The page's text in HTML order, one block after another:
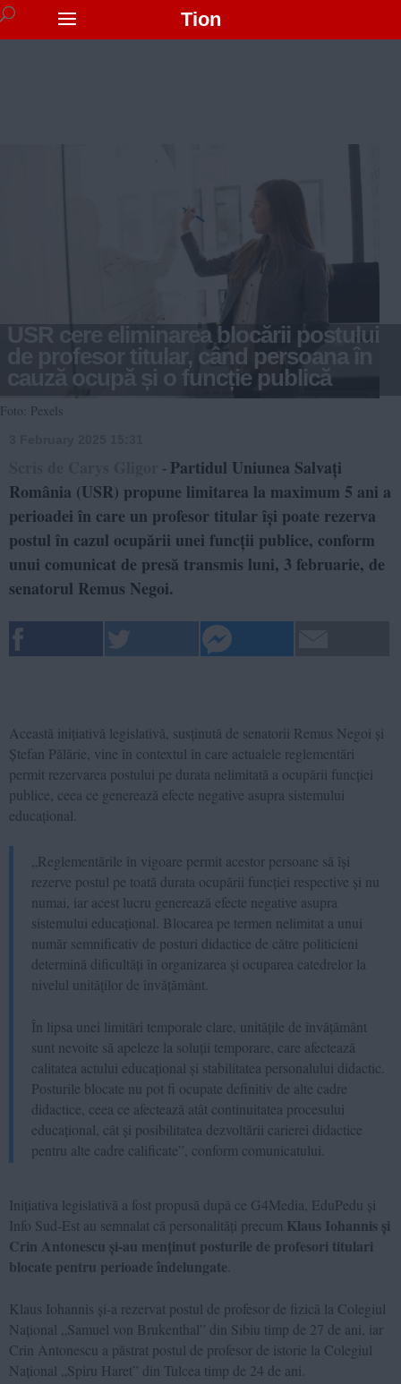
Tion
USR cere eliminarea blocării postului
de profesor titular, când persoana în
cauză ocupă și o funcție publică
Foto: Pexels
- Partidul Uniunea Salvați
România (USR) propune limitarea la maximum 5 ani a
perioadei în care un profesor titular își poate rezerva
postul în cazul ocupării unei funcții publice, conform
unui comunicat de presă transmis luni, 3 februarie, de
senatorul Remus Negoi.
Această inițiativă legislativă, susținută de senatorii Remus Negoi și
Ștefan Pălărie, vine în contextul în care actualele reglementări
permit rezervarea postului pe durata nelimitată a ocupării funcției
publice, ceea ce generează efecte negative asupra sistemului
educațional.
„Reglementările în vigoare permit acestor persoane să își
rezerve postul pe toată durata ocupării funcției respective și nu
numai, iar acest lucru generează efecte negative asupra
sistemului educațional. Blocarea pe termen nelimitat a unui
număr semnificativ de posturi didactice de către politicieni
determină dificultăți în organizarea și ocuparea catedrelor la
nivelul unităților de învățământ.
În lipsa unei limitări temporale clare, unitățile de învățământ
sunt nevoite să apeleze la soluții temporare, care afectează
calitatea actului educațional și stabilitatea personalului didactic.
Posturile blocate nu pot fi ocupate definitiv de alte cadre
didactice, ceea ce afectează atât continuitatea procesului
educațional, cât și posibilitatea dezvoltării carierei didactice
pentru alte cadre calificate”, conform comunicatului.
Inițiativa legislativă a fost propusă după ce G4Media, EduPedu și
Info Sud-Est au semnalat că personalități precum Klaus Iohannis și
Crin Antonescu și-au menținut posturile de profesori titulari
blocate pentru perioade îndelungate
Klaus Iohannis și-a rezervat postul de profesor de fizică la Colegiul
Național „Samuel von Brukenthal” din Sibiu timp de 27 de ani, iar
Crin Antonescu a păstrat postul de profesor de istorie la Colegiul
Național „Spiru Haret” din Tulcea timp de 24 de ani.